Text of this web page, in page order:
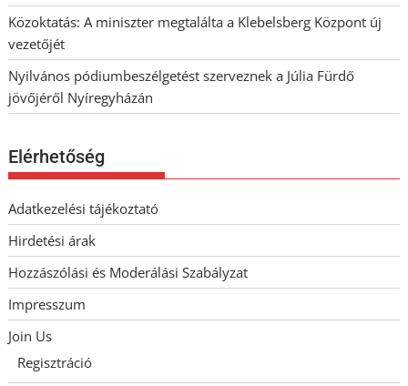
Közoktatás: A miniszter megtalálta a Klebelsberg Központ új
vezetőjét
Nyilvános pódiumbeszélgetést szerveznek a Júlia Fürdő
jövőjéről Nyíregyházán
Elérhetőség
Adatkezelési tájékoztató
Hirdetési árak
Hozzászólási és Moderálási Szabályzat
Impresszum
Join Us
Regisztráció